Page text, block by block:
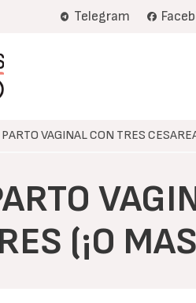
Telegram
VAGINAL CON TRES
(¡O